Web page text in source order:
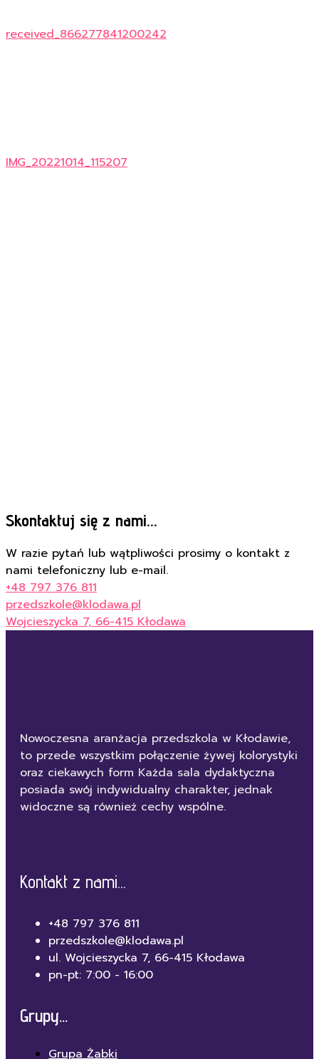
received_866277841200242
IMG_20221014_115207
Skontaktuj się z nami...
W razie pytań lub wątpliwości prosimy o kontakt z
nami telefoniczny lub e-mail.
+48 797 376 811
przedszkole@klodawa.pl
Wojcieszycka 7, 66-415 Kłodawa
Nowoczesna aranżacja przedszkola w Kłodawie,
to przede wszystkim połączenie żywej kolorystyki
oraz ciekawych form Każda sala dydaktyczna
posiada swój indywidualny charakter, jednak
widoczne są również cechy wspólne.
Kontakt z nami...
+48 797 376 811
przedszkole@klodawa.pl
ul. Wojcieszycka 7, 66-415 Kłodawa
pn-pt: 7:00 - 16:00
Grupy...
Grupa Żabki